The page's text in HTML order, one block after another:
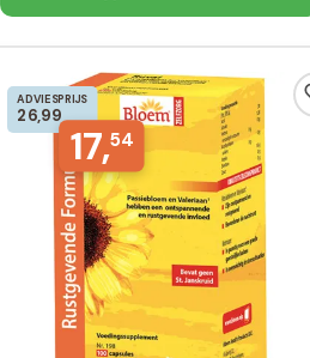
ADVIESPRIJS
26,99
17,54